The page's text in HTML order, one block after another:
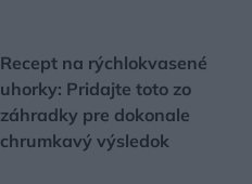
Recept na rýchlokvasené
uhorky: Pridajte toto zo
záhradky pre dokonale
chrumkavý výsledok